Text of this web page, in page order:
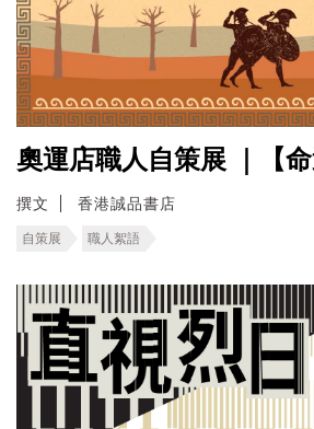
奧運店職人自策展 ｜【命
撰文 香港誠品書店
自策展 職人絮語